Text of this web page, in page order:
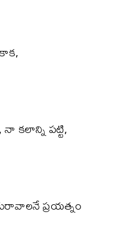
కలాన్ని పట్టి,
ప్రయత్నం